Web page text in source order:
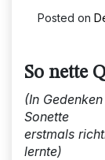
Posted on
So nette
(In
Sonette
erstmals
lernte)